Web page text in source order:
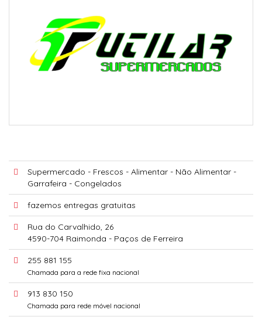
Supermercado - Frescos - Alimentar - Não Alimentar -
Garrafeira - Congelados
fazemos entregas gratuitas
Rua do Carvalhido, 26
4590-704 Raimonda - Paços de Ferreira
255 881 155
Chamada para a rede fixa nacional
913 830 150
Chamada para rede móvel nacional